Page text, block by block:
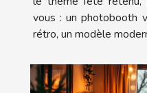
vous : un photobooth
rétro, un modèle